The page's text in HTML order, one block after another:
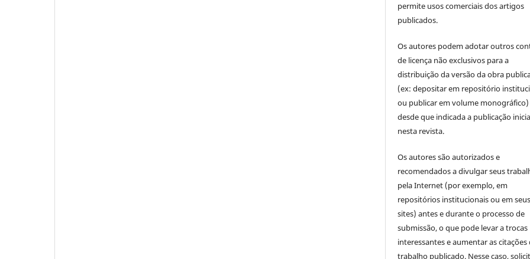
permite usos comerciais dos artigos
publicados.
Os autores podem adotar outros
de licença não exclusivos para a
distribuição da versão da obra
(ex: depositar em repositório
ou publicar em volume monográfico)
desde que indicada a publicação
nesta revista.
Os autores são autorizados e
recomendados a divulgar seus
pela Internet (por exemplo, em
repositórios institucionais ou em seus
sites) antes e durante o processo de
submissão, o que pode levar a trocas
interessantes e aumentar as citações
trabalho publicado. Nesse caso,